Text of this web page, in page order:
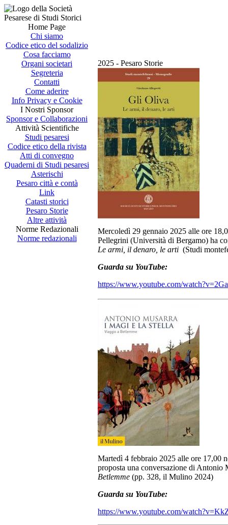
Home Page
Chi siamo
Codice etico del sodalizio
Cosa facciamo
Organi societari
Segreteria
Contatti
Come aderire
Info Privacy e Cookie
I Nostri Sponsor
Sponsor e Collaborazioni
Attività Scientifiche
Studi pesaresi
Codice etico della rivista
Atti di convegno
Quaderni di Studi pesaresi
Asterischi
Pesaro città e contà
Link
Catasti storici
Pesaro Storie
Altre attività
Norme Redazionali
Norme redazionali
2025 - Pesaro Storie
Mercoledì 29 gennaio 2025 alle ore
Pellegrini (Università di Bergamo) ha
Le armi, il denaro, le arti (Studi
Guarda su YouTube:
https://www.youtube.com/
Martedì 4 febbraio 2025 alle ore 17,00
proposta una conversazione di Antonio
Betlemme (pp. 328, il Mulino 2024)
Guarda su YouTube:
https://www.youtube.com/